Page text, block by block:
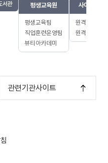
서관 평생교육원
평생교육팀
직업훈련운영팀
뷰티아카데미
사이버지식
원격평생교
원격직업훈
관련기관사이트